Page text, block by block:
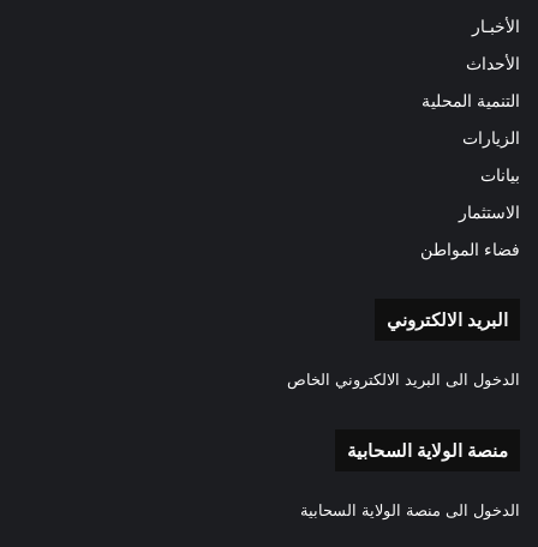
الأخبـار
الأحداث
التنمية المحلية
الزيارات
بيانات
الاستثمار
فضاء المواطن
البريد الالكتروني
الدخول الى البريد الالكتروني الخاص
منصة الولاية السحابية
الدخول الى منصة الولاية السحابية